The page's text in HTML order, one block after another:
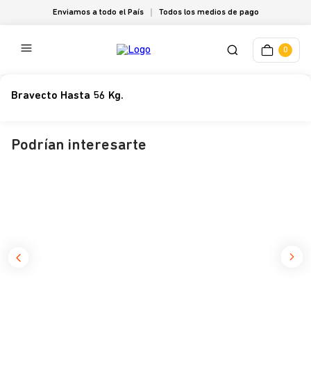
Enviamos a todo el País Todos los medios de pago
0
Bravecto Hasta 56 Kg.
Podrían interesarte